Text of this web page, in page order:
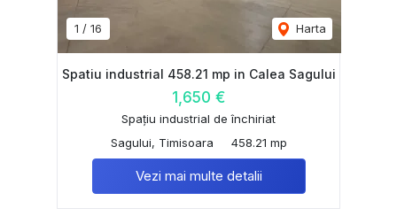
1 / 16 Harta
Spatiu industrial 458.21 mp in Calea Sagului
1,650 €
Spațiu industrial de închiriat
Sagului, Timisoara
458.21 mp
Vezi mai multe detalii